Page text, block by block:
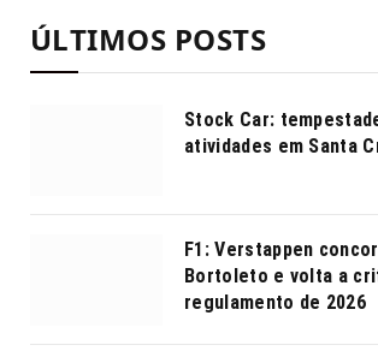
ÚLTIMOS POSTS
Stock Car:
atividades em Santa
F1: Verstappen
Bortoleto e volta a
regulamento de 2026